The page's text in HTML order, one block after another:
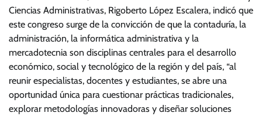
Ciencias Administrativas, Rigoberto López Escalera, indicó que
este congreso surge de la convicción de que la contaduría, la
administración, la informática administrativa y la
mercadotecnia son disciplinas centrales para el desarrollo
económico, social y tecnológico de la región y del país, “al
reunir especialistas, docentes y estudiantes, se abre una
oportunidad única para cuestionar prácticas tradicionales,
explorar metodologías innovadoras y diseñar soluciones